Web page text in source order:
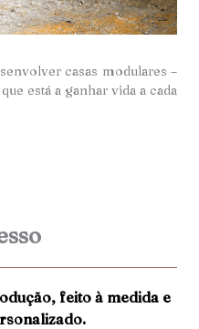
casas modulares –
está a ganhar vida a cada
feito à medida e